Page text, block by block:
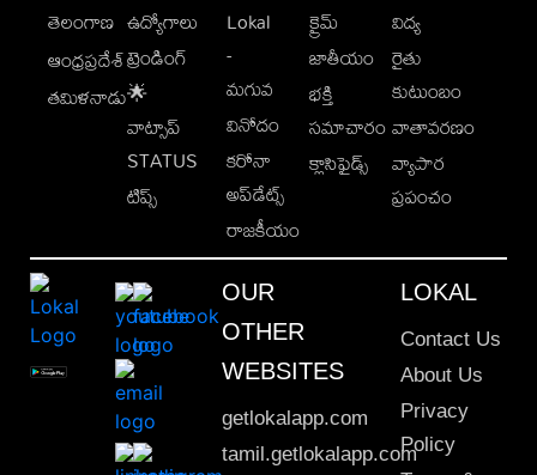
తెలంగాణ
ఆంధ్రప్రదేశ్
తమిళనాడు
ఉద్యోగాలు
ట్రెండింగ్
🌟
వాట్సాప్
STATUS
టిప్స్
Lokal
-
మగువ
వినోదం
కరోనా
అప్‌డేట్స్
రాజకీయం
క్రైమ్
జాతీయం
భక్తి
సమాచారం
క్లాసిఫైడ్స్
విద్య
రైతు
కుటుంబం
వాతావరణం
వ్యాపార
ప్రపంచం
OUR
OTHER
WEBSITES
getlokalapp.com
tamil.getlokalapp.com
LOKAL
Contact Us
About Us
Privacy
Policy